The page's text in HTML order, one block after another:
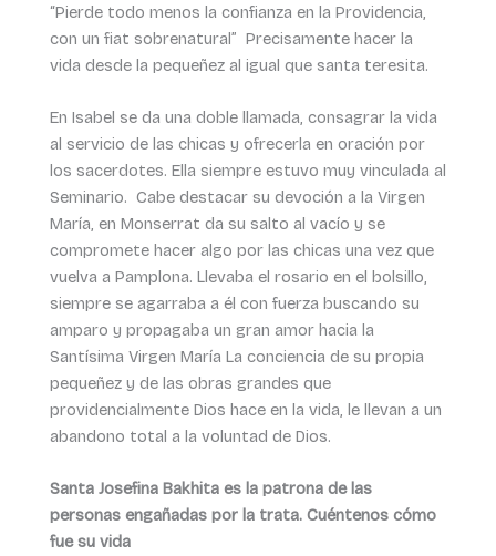
“Pierde todo menos la confianza en la Providencia,
con un fiat sobrenatural” Precisamente hacer la
vida desde la pequeñez al igual que santa teresita.
En Isabel se da una doble llamada, consagrar la vida
al servicio de las chicas y ofrecerla en oración por
los sacerdotes. Ella siempre estuvo muy vinculada al
Seminario. Cabe destacar su devoción a la Virgen
María, en Monserrat da su salto al vacío y se
compromete hacer algo por las chicas una vez que
vuelva a Pamplona. Llevaba el rosario en el bolsillo,
siempre se agarraba a él con fuerza buscando su
amparo y propagaba un gran amor hacia la
Santísima Virgen María La conciencia de su propia
pequeñez y de las obras grandes que
providencialmente Dios hace en la vida, le llevan a un
abandono total a la voluntad de Dios.
Santa Josefina Bakhita es la patrona de las
personas engañadas por la trata. Cuéntenos cómo
fue su vida